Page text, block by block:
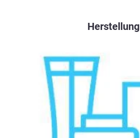
Herstellung